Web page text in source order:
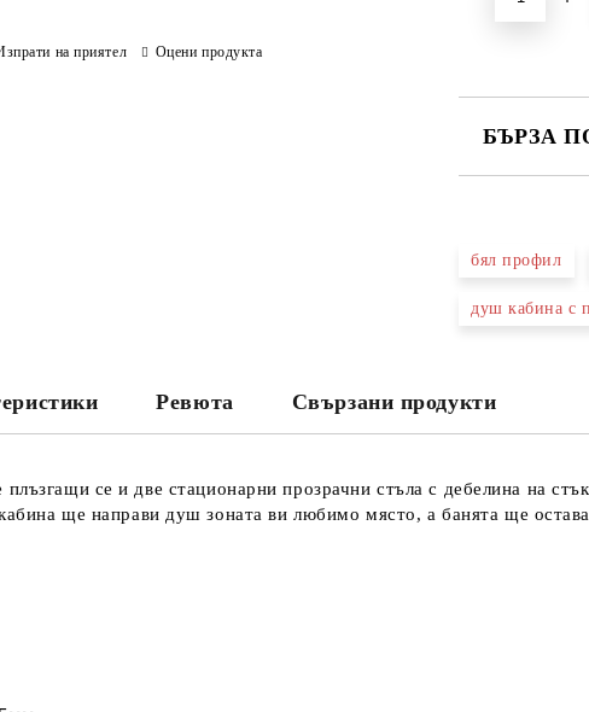
БЪРЗА
бял профил
душ кабина с
на приятел Оцени продукта
Ревюта Свързани продукти
плъзгащи се и две стационарни прозрачни стъла с дебелина на
ще направи душ зоната ви любимо място, а банята ще